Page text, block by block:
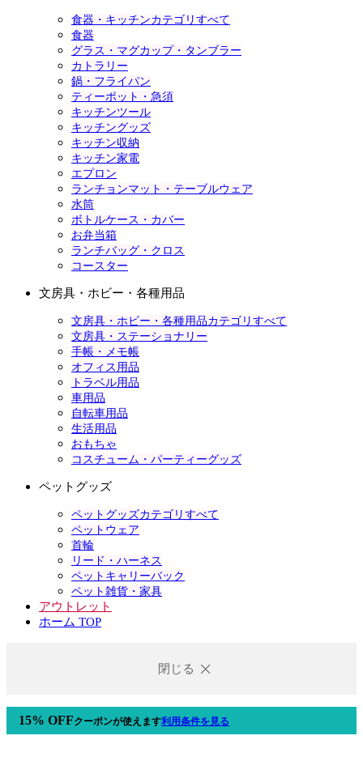
食器・キッチンカテゴリすべて
食器
グラス・マグカップ・タンブラー
カトラリー
鍋・フライパン
ティーポット・急須
キッチンツール
キッチングッズ
キッチン収納
キッチン家電
エプロン
ランチョンマット・テーブルウェア
水筒
ボトルケース・カバー
お弁当箱
ランチバッグ・クロス
コースター
文房具・ホビー・各種用品
文房具・ホビー・各種用品カテゴリすべて
文房具・ステーショナリー
手帳・メモ帳
オフィス用品
トラベル用品
車用品
自転車用品
生活用品
おもちゃ
コスチューム・パーティーグッズ
ペットグッズ
ペットグッズカテゴリすべて
ペットウェア
首輪
リード・ハーネス
ペットキャリーバック
ペット雑貨・家具
アウトレット
ホーム TOP
閉じる
15% OFFクーポンが使えます利用条件を見る